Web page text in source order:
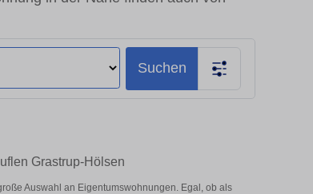
Suchen
Grastrup-Hölsen
Auswahl an Eigentumswohnungen. Egal, ob als